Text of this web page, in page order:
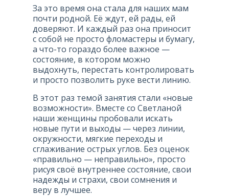
За это время она стала для наших мам
почти родной. Её ждут, ей рады, ей
доверяют. И каждый раз она приносит
с собой не просто фломастеры и бумагу,
а что-то гораздо более важное —
состояние, в котором можно
выдохнуть, перестать контролировать
и просто позволить руке вести линию.
В этот раз темой занятия стали «новые
возможности». Вместе со Светланой
наши женщины пробовали искать
новые пути и выходы — через линии,
окружности, мягкие переходы и
сглаживание острых углов. Без оценок
«правильно — неправильно», просто
рисуя своё внутреннее состояние, свои
надежды и страхи, свои сомнения и
веру в лучшее.